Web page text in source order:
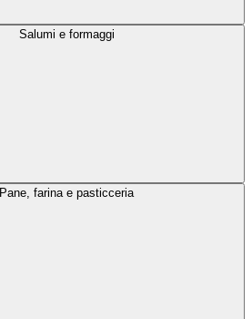
Salumi e formaggi
Pane, farina e pasticceria